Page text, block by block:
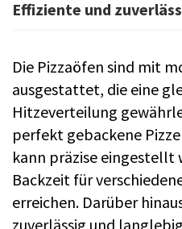
Effiziente und
Die Pizzaöfen sind mit
ausgestattet, die eine
Hitzeverteilung
perfekt gebackene
kann präzise
Backzeit für
erreichen. Darüber
zuverlässig und